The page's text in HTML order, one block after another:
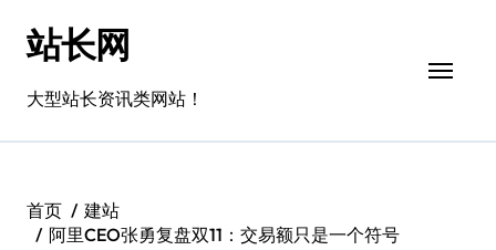
站长网
大型站长资讯类网站！
首页
建站
阿里CEO张勇复盘双11：交易额只是一个符号